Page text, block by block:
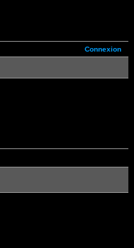
Connexion